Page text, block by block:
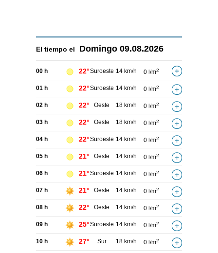
El tiempo el Domingo 09.08.2026
00 h 22°Suroeste 14 km/h 0 l/m2
01 h 22°Suroeste 14 km/h 0 l/m2
02 h 22° Oeste 18 km/h 0 l/m2
03 h 22° Oeste 18 km/h 0 l/m2
04 h 22°Suroeste 14 km/h 0 l/m2
05 h 21° Oeste 14 km/h 0 l/m2
06 h 21°Suroeste 14 km/h 0 l/m2
07 h 21° Oeste 14 km/h 0 l/m2
08 h 22° Oeste 14 km/h 0 l/m2
09 h 25°Suroeste 14 km/h 0 l/m2
10 h 27° Sur 18 km/h 0 l/m2